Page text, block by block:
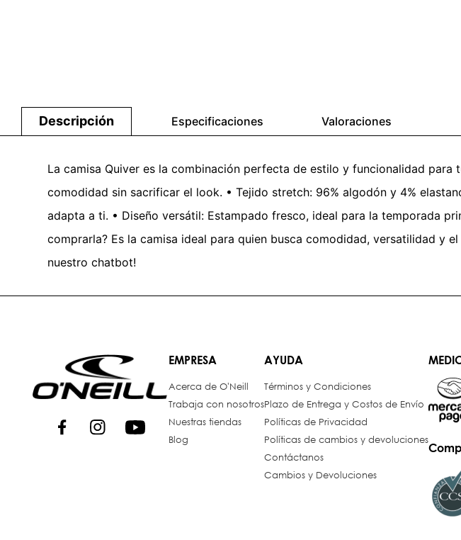
Descripción Especificaciones Valoraciones
La camisa Quiver es la combinación perfecta de estilo y funcionalidad
comodidad sin sacrificar el look. • Tejido stretch: 96% algodón y 4%
adapta a ti. • Diseño versátil: Estampado fresco, ideal para la temporada
comprarla? Es la camisa ideal para quien busca comodidad, versatilidad y
nuestro chatbot!
EMPRESA
Acerca de O'Neill
Trabaja con nosotros
Nuestras tiendas
Blog
AYUDA
Términos y Condiciones
Plazo de Entrega y Costos de Envío
Políticas de Privacidad
Políticas de cambios y devoluciones
Contáctanos
Cambios y Devoluciones